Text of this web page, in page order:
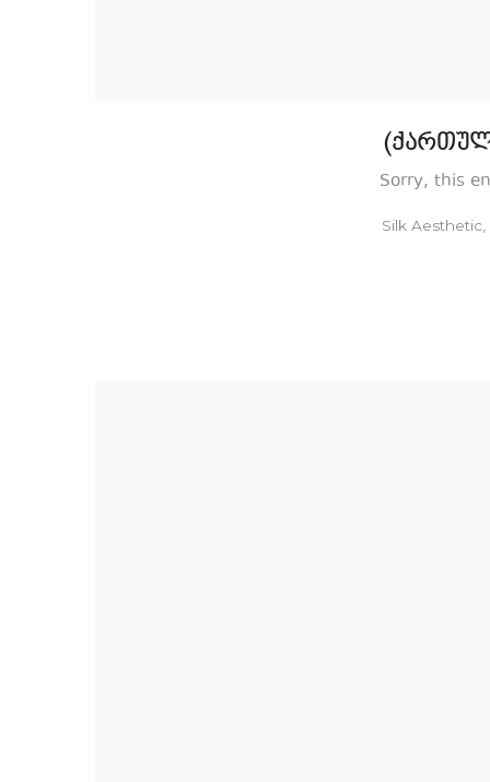
Sorry, this
Silk Aesthetic